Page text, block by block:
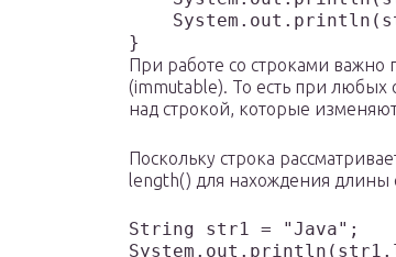
При работе со строками важно
(immutable). То есть при любых
над строкой, которые изменяют
Поскольку строка
length() для нахождения
String str1 = "Java";